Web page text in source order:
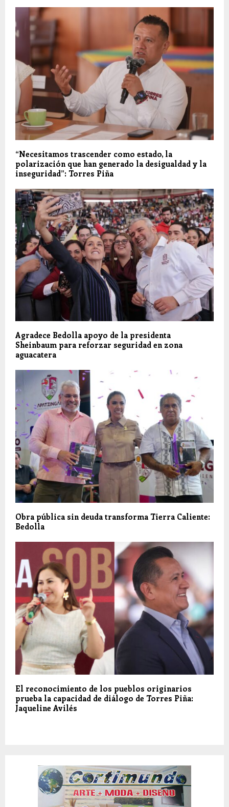
“Necesitamos trascender como estado, la
polarización que han generado la desigualdad y la
inseguridad”: Torres Piña
Agradece Bedolla apoyo de la presidenta
Sheinbaum para reforzar seguridad en zona
aguacatera
Obra pública sin deuda transforma Tierra Caliente:
Bedolla
El reconocimiento de los pueblos originarios
prueba la capacidad de diálogo de Torres Piña:
Jaqueline Avilés